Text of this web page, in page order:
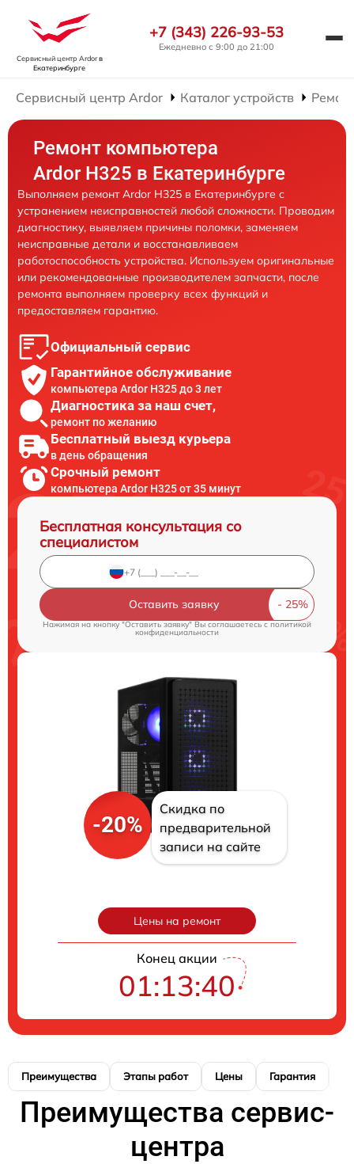
Сервисный центр Ardorв
Екатеринбурге
+7 (343) 226-93-53
Ежедневно с 9:00 до 21:00
Сервисный центр Ardor Каталог устройств
Ремонт компьютера
Ardor H325 в Екатеринбурге
Выполняем ремонт Ardor H325 в Екатеринбурге с
устранением неисправностей любой сложности. Проводим
диагностику, выявляем причины поломки, заменяем
неисправные детали и восстанавливаем
работоспособность устройства. Используем оригинальные
или рекомендованные производителем запчасти, после
ремонта выполняем проверку всех функций и
предоставляем гарантию.
Официальный сервис
Гарантийное обслуживание
компьютера Ardor H325 до 3 лет
Диагностика за наш счет,
ремонт по желанию
Бесплатный выезд курьера
в день обращения
Срочный ремонт
компьютера Ardor H325 от 35 минут
Бесплатная консультация со
специалистом
Оставить заявку
Нажимая на кнопку "Оставить заявку" Вы соглашаетесь cполитикой
конфиденциальности
-20%
Скидка по
предварительной
записи на сайте
Цены на ремонт
Конец акции
01:13:40
Преимущества Этапы работ Цены Гарантия
Преимущества сервис-
центра